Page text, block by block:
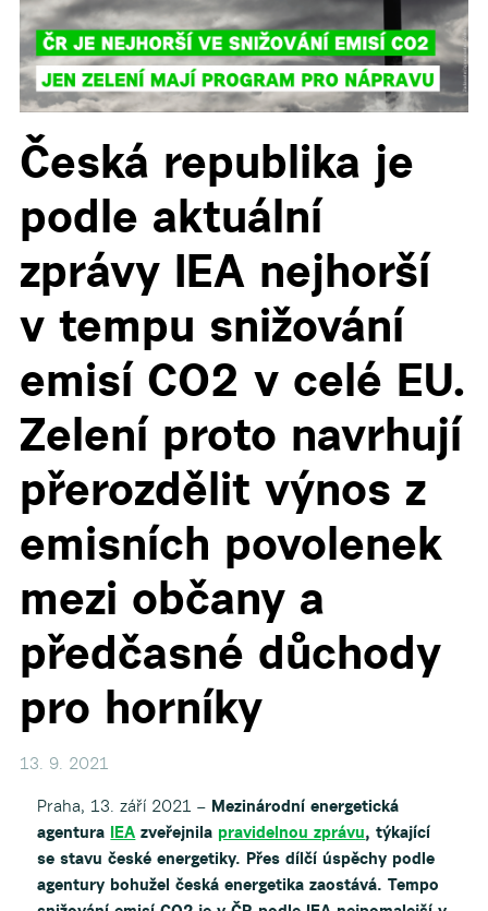
Česká republika je
podle aktuální
zprávy IEA nejhorší
v tempu snižování
emisí CO2 v celé EU.
Zelení proto navrhují
přerozdělit výnos z
emisních povolenek
mezi občany a
předčasné důchody
pro horníky
13. 9. 2021
Praha, 13. září 2021 – Mezinárodní energetická
agentura IEA zveřejnila pravidelnou zprávu, týkající
se stavu české energetiky. Přes dílčí úspěchy podle
agentury bohužel česká energetika zaostává. Tempo